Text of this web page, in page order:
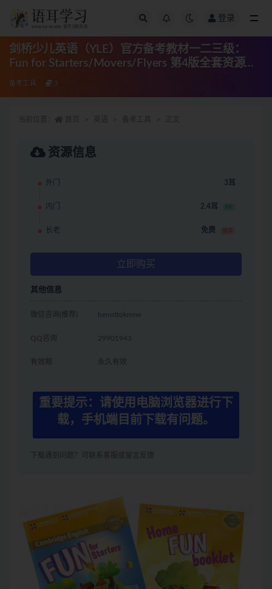
登录
剑桥少儿英语（YLE）官方备考教材一二三级：
Fun for Starters/Movers/Flyers 第4版全套资源
（音频+学生/老师）
备考工具 3
资源信息
外门 3耳
内门 2.4耳 8折
长老 免费 推荐
立即购买
其他信息
微信咨询(推荐) benottoknow
QQ咨询 29901943
有效期 永久有效
重要提示：请使用电脑浏览器进行下
载，手机端目前下载有问题。
下载遇到问题？可联系客服或留言反馈